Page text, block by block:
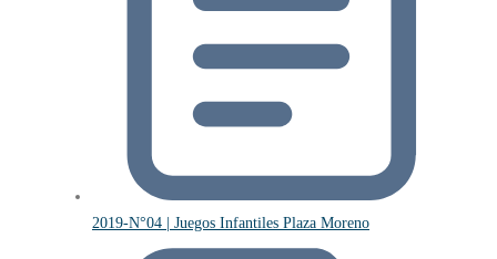
2019-N°04 | Juegos Infantiles Plaza Moreno